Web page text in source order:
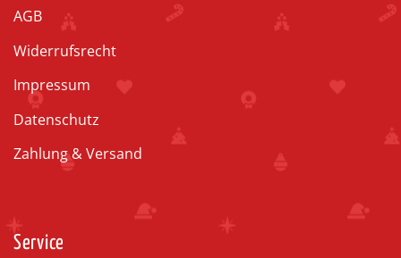
AGB
Widerrufsrecht
Impressum
Datenschutz
Zahlung & Versand
Service